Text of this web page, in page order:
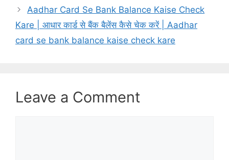
Aadhar Card Se Bank Balance Kaise Check
Kare | आधार कार्ड से बैंक बैलेंस कैसे चेक करें | Aadhar
card se bank balance kaise check kare
Leave a Comment